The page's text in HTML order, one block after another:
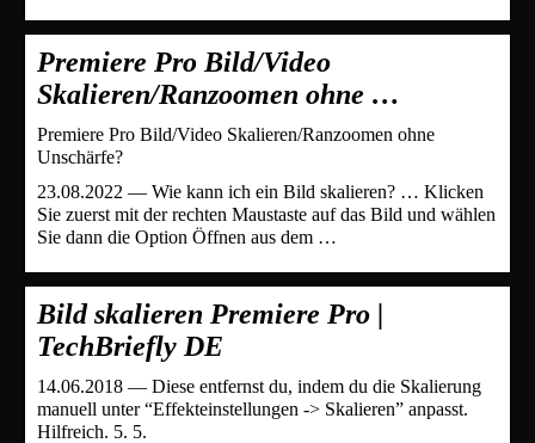
Premiere Pro Bild/Video
Skalieren/Ranzoomen ohne …
Premiere Pro Bild/Video Skalieren/Ranzoomen ohne
Unschärfe?
23.08.2022 — Wie kann ich ein Bild skalieren? … Klicken
Sie zuerst mit der rechten Maustaste auf das Bild und wählen
Sie dann die Option Öffnen aus dem …
Bild skalieren Premiere Pro |
TechBriefly DE
14.06.2018 — Diese entfernst du, indem du die Skalierung
manuell unter “Effekteinstellungen -> Skalieren” anpasst.
Hilfreich. 5. 5.